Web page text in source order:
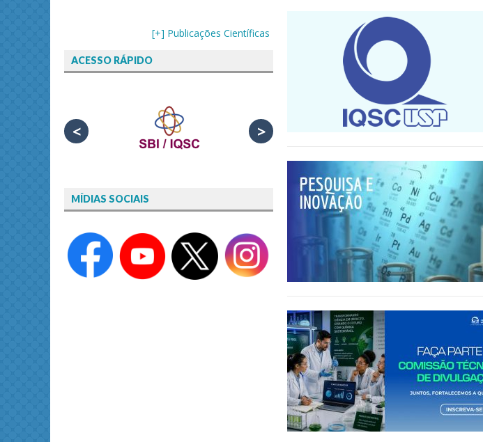
[+] Publicações Científicas
ACESSO RÁPIDO
< >
MÍDIAS SOCIAIS